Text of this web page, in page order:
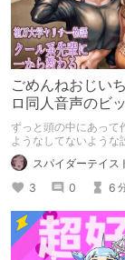
ごめんねおじい
ロ同人音声のビ
ンに名前使って
コンセプトを思
ずっと頭の中にあって
ようなしてないような
のヒロイン達の名づけ
の中の映●研の金●さん
っちゃいけねえんだよ
でとりあえず垂れ流し
スパイダーテイス
3
0 6